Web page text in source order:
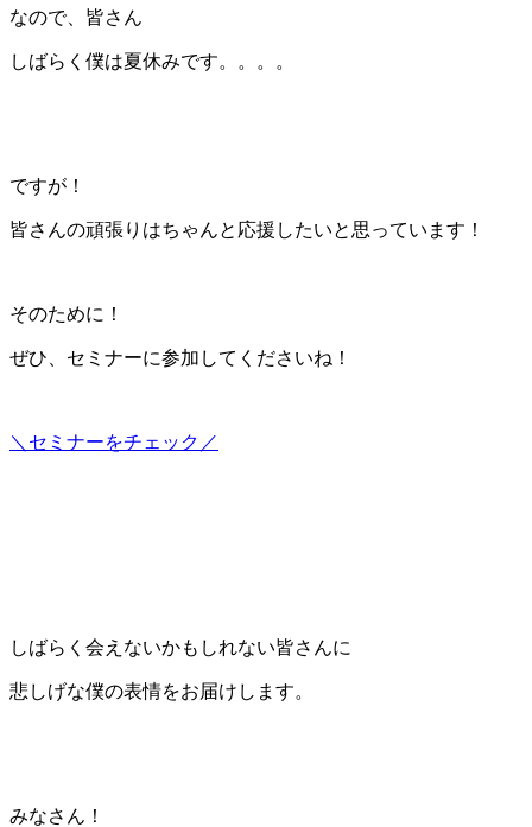
なので、皆さん
しばらく僕は夏休みです。。。。
ですが！
皆さんの頑張りはちゃんと応援したいと思っています！
そのために！
ぜひ、セミナーに参加してくださいね！
＼セミナーをチェック／
しばらく会えないかもしれない皆さんに
悲しげな僕の表情をお届けします。
みなさん！